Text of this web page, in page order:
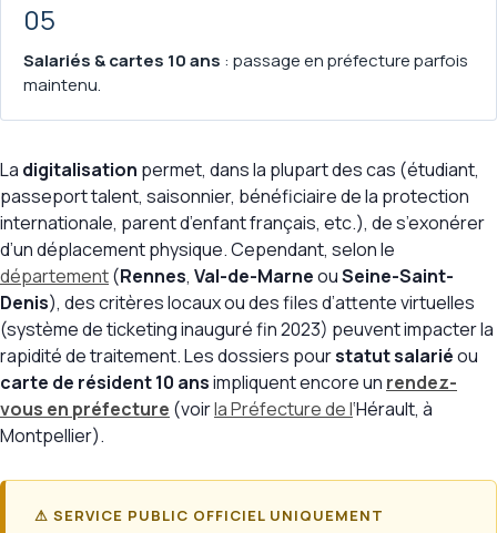
05
Salariés & cartes 10 ans : passage en préfecture parfois
maintenu.
La digitalisation permet, dans la plupart des cas (étudiant,
passeport talent, saisonnier, bénéficiaire de la protection
internationale, parent d’enfant français, etc.), de s’exonérer
d’un déplacement physique. Cependant, selon le
département(Rennes, Val-de-MarneouSeine-Saint-
Denis), des critères locaux ou des files d’attente virtuelles
(système de ticketing inauguré fin 2023) peuvent impacter la
rapidité de traitement. Les dossiers pourstatut salariéou
carte de résident 10 ansimpliquent encore un rendez-
vous en préfecture (voirla Préfecture de l‘Hérault, à
Montpellier).
⚠ SERVICE PUBLIC OFFICIEL UNIQUEMENT